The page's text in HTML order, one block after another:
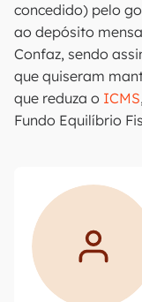
concedido) pelo
ao depósito
Confaz, sendo
que quiseram
que reduza o ICMS
Fundo Equilíbrio